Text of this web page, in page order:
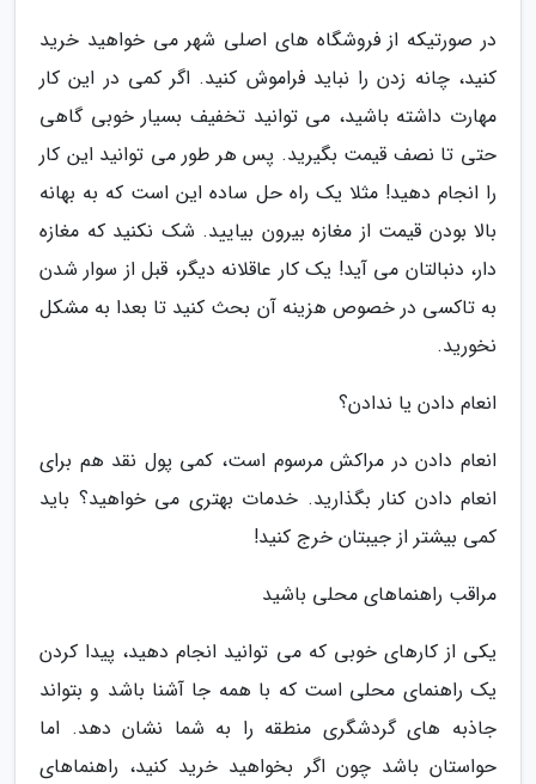
در صورتیکه از فروشگاه های اصلی شهر می خواهید خرید
کنید، چانه زدن را نباید فراموش کنید. اگر کمی در این کار
مهارت داشته باشید، می توانید تخفیف بسیار خوبی گاهی
حتی تا نصف قیمت بگیرید. پس هر طور می توانید این کار
را انجام دهید! مثلا یک راه حل ساده این است که به بهانه
بالا بودن قیمت از مغازه بیرون بیایید. شک نکنید که مغازه
دار، دنبالتان می آید! یک کار عاقلانه دیگر، قبل از سوار شدن
به تاکسی در خصوص هزینه آن بحث کنید تا بعدا به مشکل
نخورید.
انعام دادن یا ندادن؟
انعام دادن در مراکش مرسوم است، کمی پول نقد هم برای
انعام دادن کنار بگذارید. خدمات بهتری می خواهید؟ باید
کمی بیشتر از جیبتان خرج کنید!
مراقب راهنماهای محلی باشید
یکی از کارهای خوبی که می توانید انجام دهید، پیدا کردن
یک راهنمای محلی است که با همه جا آشنا باشد و بتواند
جاذبه های گردشگری منطقه را به شما نشان دهد. اما
حواستان باشد چون اگر بخواهید خرید کنید، راهنماهای